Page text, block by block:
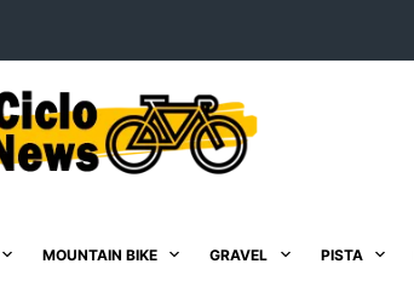
MOUNTAIN BIKE GRAVEL PISTA